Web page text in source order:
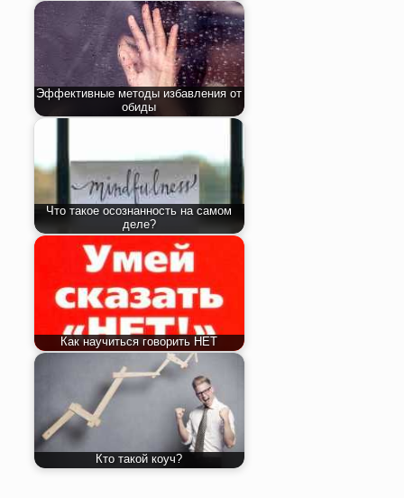
Эффективные методы избавления от
обиды
Что такое осознанность на самом
деле?
Как научиться говорить НЕТ
Кто такой коуч?